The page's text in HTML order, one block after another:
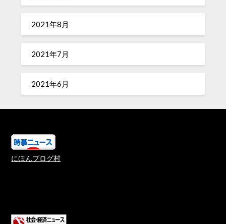
2021年8月
2021年7月
2021年6月
にほんブログ村